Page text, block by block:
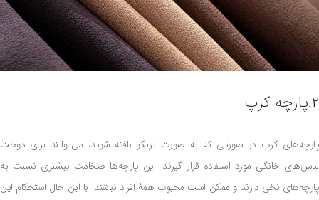
2.پارچه کرپ
پارچه‌های کرپ در صورتی که به صورت تریکو بافته شوند، می‌توانند برای دوخت
لباس‌های خانگی مورد استفاده قرار گیرند. این پارچه‌ها ضخامت بیشتری نسبت به
پارچه‌های نخی دارند و ممکن است محبوب همۀ افراد نباشند. با این حال استحکام این